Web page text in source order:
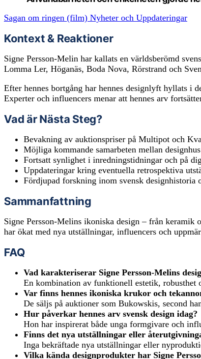
Sagan om ringen (film) Nyheter och Uppdateringar
Kontext & Reaktioner
Signe Persson-Melin har kallats en världsberömd
Lomma Ler, Höganäs, Boda Nova, Rörstrand och
Efter hennes bortgång har hennes designlyft hyllats i
Experter och influencers menar att hennes arv
Vad är Nästa Steg?
Bevakning av auktionspriser på Multipot och
Möjliga kommande samarbeten mellan
Fortsatt synlighet i inredningstidningar och på
Uppdateringar kring eventuella retrospektiva
Fördjupad forskning inom svensk designhistoria
Sammanfattning
Signe Persson-Melins ikoniska design – från keramik
har ökat med nya utställningar, influencers och
FAQ
Vad karakteriserar Signe Persson-Melins
En kombination av funktionell estetik, robusthet
Var finns hennes ikoniska krukor och
De säljs på auktioner som Bukowskis, second
Hur påverkar hennes arv svensk design idag?
Hon har inspirerat både unga formgivare och
Finns det nya utställningar eller
Inga bekräftade nya utställningar eller
Vilka kända designprodukter har Signe